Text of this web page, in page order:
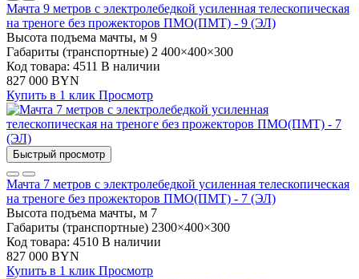
Мачта 9 метров с электролебедкой усиленная телескопическая
на треноге без прожекторов ПМО(ПМТ) - 9 (ЭЛ)
Высота подъема мачты, м 9
Габариты (транспортные) 2 400×400×300
Код товара: 4511 В наличии
827 000 BYN
Купить в 1 клик Просмотр
Быстрый просмотр
Мачта 7 метров с электролебедкой усиленная телескопическая
на треноге без прожекторов ПМО(ПМТ) - 7 (ЭЛ)
Высота подъема мачты, м 7
Габариты (транспортные) 2300×400×300
Код товара: 4510 В наличии
827 000 BYN
Купить в 1 клик Просмотр